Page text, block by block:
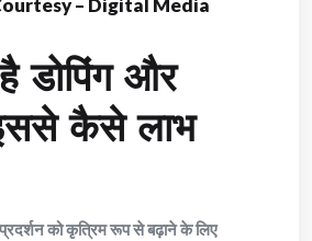
– Digital Media
डोपिंग और
कैसे लाभ
को कृत्रिम रूप से बढ़ाने के लिए